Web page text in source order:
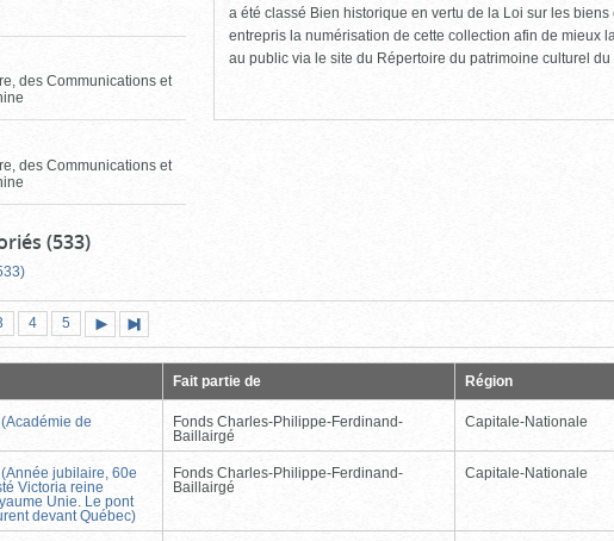
des Communications et
des Communications et
a été classé Bien historique en vertu de la Loi sur les
entrepris la numérisation de cette collection afin de mieux
au public via le site du Répertoire du patrimoine culturel du
(533)
Page
4 Page
5
suivante
page
Fait partie de Région
de
Fonds Charles-Philippe-Ferdinand-
Baillairgé
Capitale-Nationale
jubilaire, 60e
Victoria reine
Unie. Le pont
devant Québec)
Fonds Charles-Philippe-Ferdinand-
Baillairgé
Capitale-Nationale